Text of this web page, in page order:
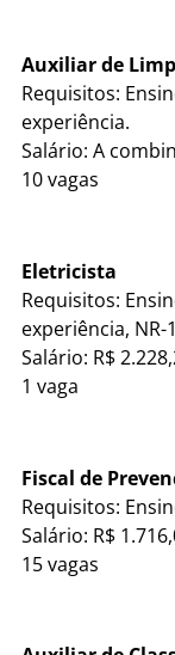
Auxiliar de
Requisitos:
experiência.
Salário: A
10 vagas
Eletricista
Requisitos:
experiência, NR-
Salário: R$
1 vaga
Fiscal de
Requisitos:
Salário: R$
15 vagas